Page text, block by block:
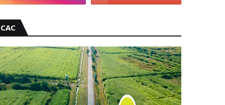
CAC